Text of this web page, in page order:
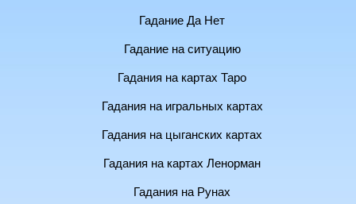
Гадание Да Нет
Гадание на ситуацию
Гадания на картах Таро
Гадания на игральных картах
Гадания на цыганских картах
Гадания на картах Ленорман
Гадания на Рунах